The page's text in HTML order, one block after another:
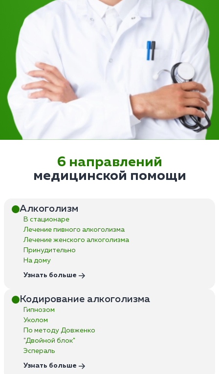
6 направлений
медицинской помощи
Алкоголизм
В стационаре
Лечение пивного алкоголизма
Лечение женского алкоголизма
Принудительно
На дому
Узнать больше
Кодирование алкоголизма
Гипнозом
Уколом
По методу Довженко
"Двойной блок"
Эспераль
Узнать больше